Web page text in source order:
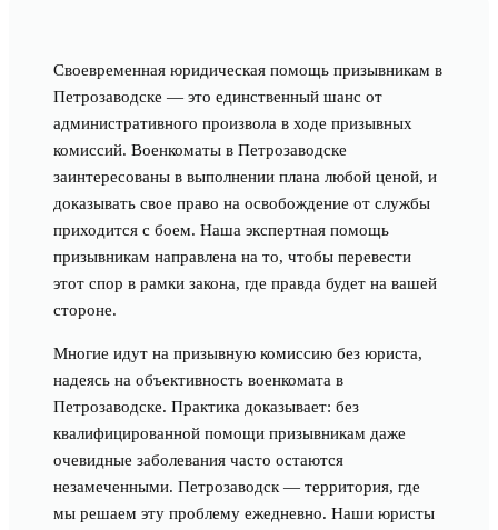
Своевременная юридическая помощь призывникам в
Петрозаводске — это единственный шанс от
административного произвола в ходе призывных
комиссий. Военкоматы в Петрозаводске
заинтересованы в выполнении плана любой ценой, и
доказывать свое право на освобождение от службы
приходится с боем. Наша экспертная помощь
призывникам направлена на то, чтобы перевести
этот спор в рамки закона, где правда будет на вашей
стороне.
Многие идут на призывную комиссию без юриста,
надеясь на объективность военкомата в
Петрозаводске. Практика доказывает: без
квалифицированной помощи призывникам даже
очевидные заболевания часто остаются
незамеченными. Петрозаводск — территория, где
мы решаем эту проблему ежедневно. Наши юристы